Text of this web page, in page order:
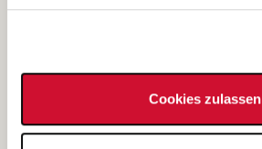
Cookies zulassen
Bewerbung als Altenpflegehelfer*in
Bewerbung als Erzieher*in